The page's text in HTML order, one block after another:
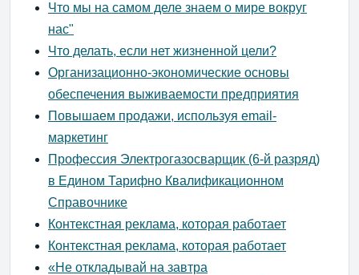
Что мы на самом деле знаем о мире вокруг
нас"
Что делать, если нет жизненной цели?
Организационно-экономические основы
обеспечения выживаемости предприятия
Повышаем продажи, используя email-
маркетинг
Профессия Электрогазосварщик (6-й разряд)
в Едином Тарифно Квалификационном
Справочнике
Контекстная реклама, которая работает
Контекстная реклама, которая работает
«Не откладывай на завтра